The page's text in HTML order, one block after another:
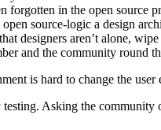
forgotten in the open source
source-logic a design
designers aren’t alone,
and the community round
is hard to change the
Asking the community